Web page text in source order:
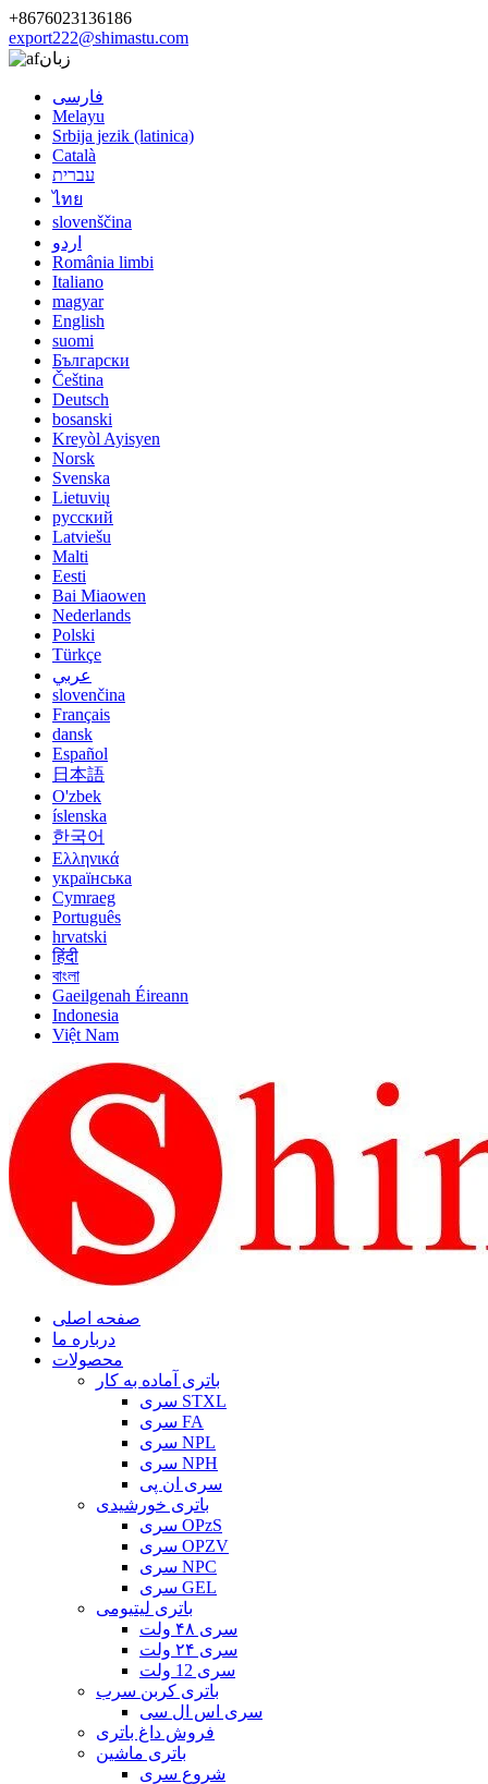
+8676023136186
export222@shimastu.com
زبان
فارسی
Melayu
Srbija jezik (latinica)
Català
עברית
ไทย
slovenščina
اردو
România limbi
Italiano
magyar
English
suomi
Български
Čeština
Deutsch
bosanski
Kreyòl Ayisyen
Norsk
Svenska
Lietuvių
русский
Latviešu
Malti
Eesti
Bai Miaowen
Nederlands
Polski
Türkçe
عربي
slovenčina
Français
dansk
Español
日本語
O'zbek
íslenska
한국어
Ελληνικά
українська
Cymraeg
Português
hrvatski
हिंदी
বাংলা
Gaeilgenah Éireann
Indonesia
Việt Nam
صفحه اصلی
درباره ما
محصولات
باتری آماده به کار
سری STXL
سری FA
سری NPL
سری NPH
سری ان پی
باتری خورشیدی
سری OPzS
سری OPZV
سری NPC
سری GEL
باتری لیتیومی
سری ۴۸ ولت
سری ۲۴ ولت
سری 12 ولت
باتری کربن سرب
سری اس ال سی
فروش داغ باتری
باتری ماشین
شروع سری